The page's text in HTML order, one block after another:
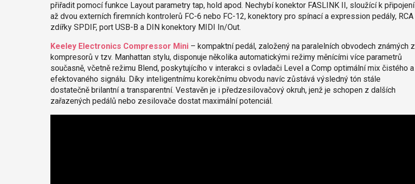
přiřadit pomocí funkce Layout parametry tap, hold apod. Nechybí konektor FASLINK II, sloužící k připojení
až dvou externích firemních kontrolerů FC-6 nebo FC-12, konektory pro spínací a expression pedály, RCA
zdířky SPDIF, port USB-B a DIN konektory MIDI In/Out.
Keeley Electronics Compressor Mini– kompaktní pedál, založený na paralelních obvodech známých z
kompresorů v tzv. Manhattan stylu, disponuje několika automatickými režimy měnícími více parametrů
současně, včetně režimu Blend, poskytujícího v interakci s ovladači Level a Comp optimální mix čistého a
efektovaného signálu. Díky inteligentnímu korekčnímu obvodu navíc zůstává výsledný tón stále
dostatečně brilantní a transparentní. Vestavěn je i předzesilovačový okruh, jenž je schopen z dalších
zařazených pedálů nebo zesilovače dostat maximální potenciál.